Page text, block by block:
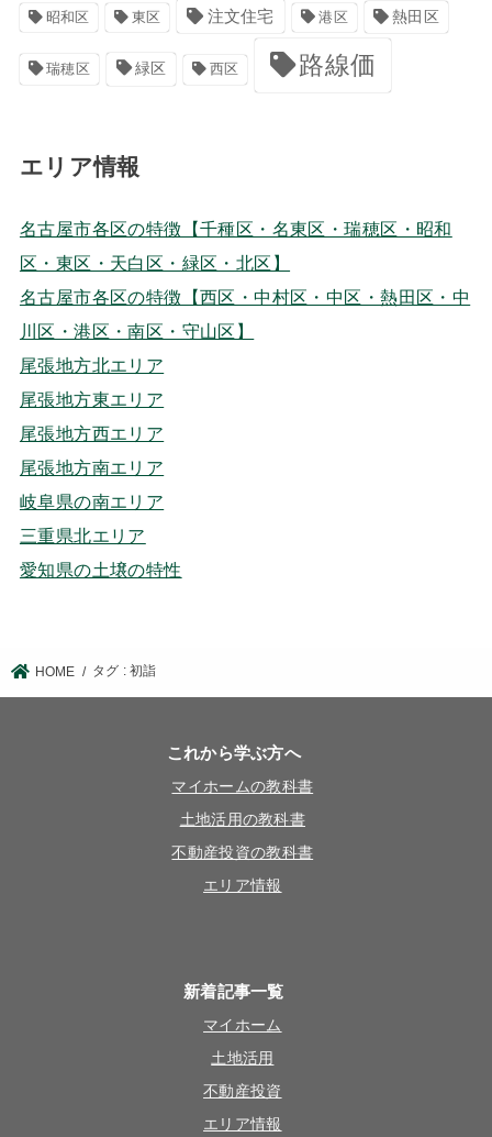
昭和区 東区 注文住宅 港区 熱田区
瑞穂区 緑区 西区 路線価
エリア情報
名古屋市各区の特徴【千種区・名東区・瑞穂区・昭和
区・東区・天白区・緑区・北区】
名古屋市各区の特徴【西区・中村区・中区・熱田区・中
川区・港区・南区・守山区】
尾張地方北エリア
尾張地方東エリア
尾張地方西エリア
尾張地方南エリア
岐阜県の南エリア
三重県北エリア
愛知県の土壌の特性
HOME タグ : 初詣
これから学ぶ方へ
マイホームの教科書
土地活用の教科書
不動産投資の教科書
エリア情報
新着記事一覧
マイホーム
土地活用
不動産投資
エリア情報